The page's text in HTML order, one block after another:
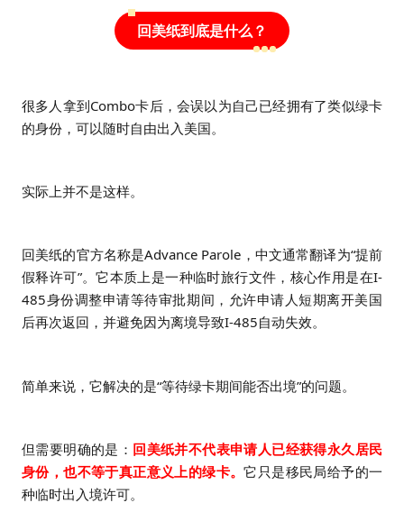
回美纸到底是什么？
很多人拿到Combo卡后，会误以为自己已经拥有了类似绿卡
的身份，可以随时自由出入美国。
实际上并不是这样。
回美纸的官方名称是Advance Parole，中文通常翻译为“提前
假释许可”。它本质上是一种临时旅行文件，核心作用是在I-
485身份调整申请等待审批期间，允许申请人短期离开美国
后再次返回，并避免因为离境导致I-485自动失效。
简单来说，它解决的是“等待绿卡期间能否出境”的问题。
但需要明确的是： 回美纸并不代表申请人已经获得永久居民
身份，也不等于真正意义上的绿卡。它只是移民局给予的一
种临时出入境许可。